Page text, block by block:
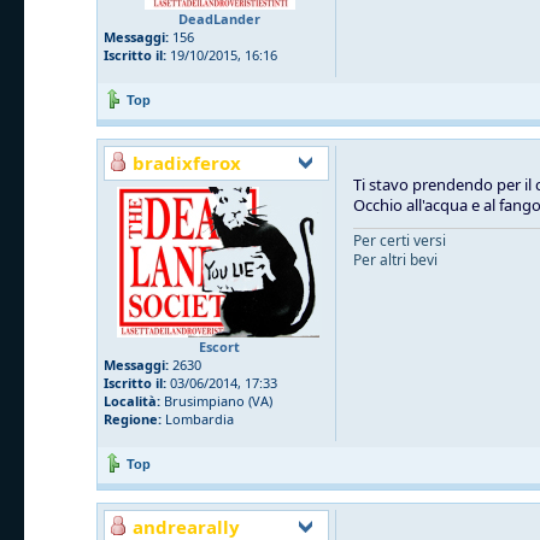
DeadLander
Messaggi: 156
Iscritto il: 19/10/2015, 16:16
Top
bradixferox
Escort
Messaggi: 2630
Iscritto il: 03/06/2014, 17:33
Località: Brusimpiano (VA)
Regione: Lombardia
Ti stavo prendendo per il
Occhio all'acqua e al fango
Per certi versi
Per altri bevi
Top
andrearally